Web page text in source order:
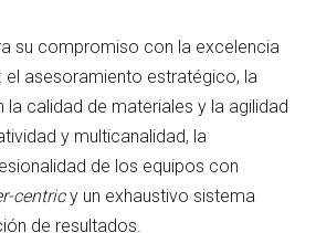
su compromiso con la excelencia
el asesoramiento estratégico, la
la calidad de materiales y la agilidad
y multicanalidad, la
de los equipos con
centricy un exhaustivo sistema
de resultados.